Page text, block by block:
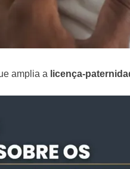
amplia a licença-